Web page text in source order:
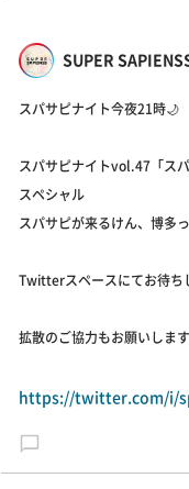
SUPER
スパサピナイト今夜21時🌙
スパサピナイトvol.47「ス
スペシャル
スパサピが来るけん、博多
Twitterスペースにてお待ち
拡散のご協力もお願いしま
https://twitter.com/i/